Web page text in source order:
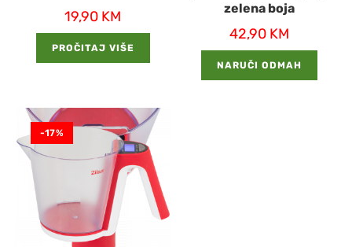
19,90 KM
PROČITAJ VIŠE
zelena boja
42,90 KM
NARUČI ODMAH
-17%